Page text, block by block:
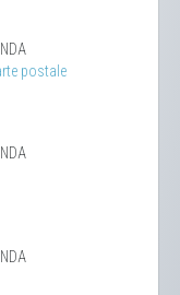
postale